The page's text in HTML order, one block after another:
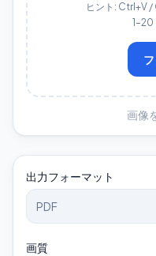
ヒント: Ctrl+V
1–20
画像
出力フォーマット
画質